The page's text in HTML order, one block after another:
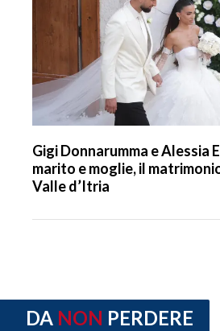
Gigi Donnarumma e Alessia
marito e moglie, il
Valle d’Itria
DA NON PERDERE